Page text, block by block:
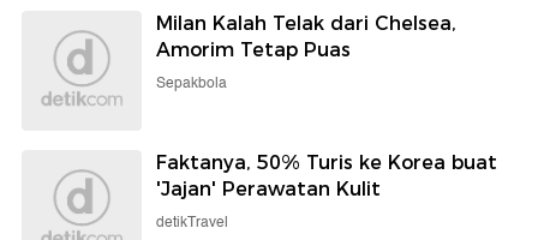
Milan Kalah Telak dari Chelsea,
Amorim Tetap Puas
Sepakbola
Faktanya, 50% Turis ke Korea buat
'Jajan' Perawatan Kulit
detikTravel